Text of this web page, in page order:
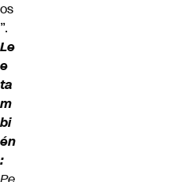
os
”.
Le
e
ta
m
bi
én
: